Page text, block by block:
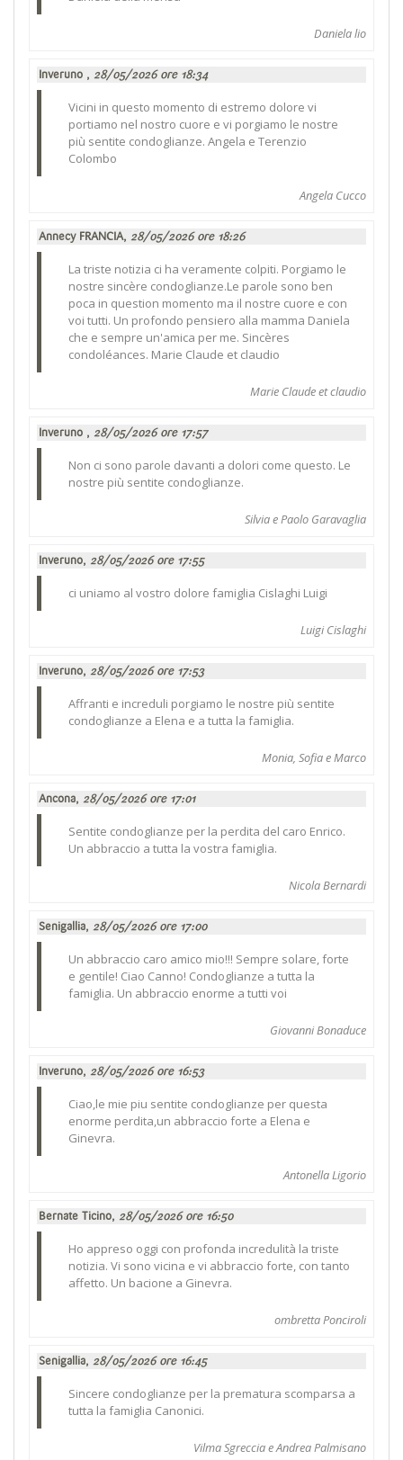
Daniela lio
Inveruno , 28/05/2026 ore 18:34
Vicini in questo momento di estremo dolore vi
portiamo nel nostro cuore e vi porgiamo le nostre
più sentite condoglianze. Angela e Terenzio
Colombo
Angela Cucco
Annecy FRANCIA, 28/05/2026 ore 18:26
La triste notizia ci ha veramente colpiti. Porgiamo le
nostre sincère condoglianze.Le parole sono ben
poca in question momento ma il nostre cuore e con
voi tutti. Un profondo pensiero alla mamma Daniela
che e sempre un'amica per me. Sincères
condoléances. Marie Claude et claudio
Marie Claude et claudio
Inveruno , 28/05/2026 ore 17:57
Non ci sono parole davanti a dolori come questo. Le
nostre più sentite condoglianze.
Silvia e Paolo Garavaglia
Inveruno, 28/05/2026 ore 17:55
ci uniamo al vostro dolore famiglia Cislaghi Luigi
Luigi Cislaghi
Inveruno, 28/05/2026 ore 17:53
Affranti e increduli porgiamo le nostre più sentite
condoglianze a Elena e a tutta la famiglia.
Monia, Sofia e Marco
Ancona, 28/05/2026 ore 17:01
Sentite condoglianze per la perdita del caro Enrico.
Un abbraccio a tutta la vostra famiglia.
Nicola Bernardi
Senigallia, 28/05/2026 ore 17:00
Un abbraccio caro amico mio!!! Sempre solare, forte
e gentile! Ciao Canno! Condoglianze a tutta la
famiglia. Un abbraccio enorme a tutti voi
Giovanni Bonaduce
Inveruno, 28/05/2026 ore 16:53
Ciao,le mie piu sentite condoglianze per questa
enorme perdita,un abbraccio forte a Elena e
Ginevra.
Antonella Ligorio
Bernate Ticino, 28/05/2026 ore 16:50
Ho appreso oggi con profonda incredulità la triste
notizia. Vi sono vicina e vi abbraccio forte, con tanto
affetto. Un bacione a Ginevra.
ombretta Ponciroli
Senigallia, 28/05/2026 ore 16:45
Sincere condoglianze per la prematura scomparsa a
tutta la famiglia Canonici.
Vilma Sgreccia e Andrea Palmisano